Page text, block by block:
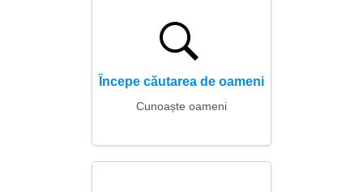
Începe căutarea de oameni
Cunoaște oameni